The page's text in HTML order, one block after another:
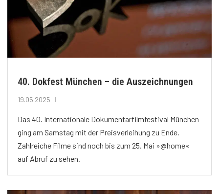
40. Dokfest München – die Auszeichnungen
19.05.2025
Das 40. Internationale Dokumentarfilmfestival München
ging am Samstag mit der Preisverleihung zu Ende.
Zahlreiche Filme sind noch bis zum 25. Mai »@home«
auf Abruf zu sehen.